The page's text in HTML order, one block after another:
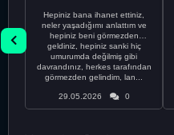
Hepiniz bana ihanet ettiniz,
neler yaşadığımı anlattım ve
hepiniz beni görmezden
geldiniz, hepiniz sanki hiç
umurumda değilmiş gibi
davrandınız, herkes tarafından
görmezden gelindim, lan...
29.05.2026 0